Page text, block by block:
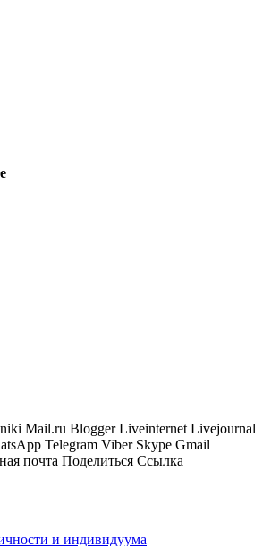
Mail.ru Blogger Liveinternet Livejournal
Telegram Viber Skype Gmail
почта Поделиться Ссылка
и индивидуума